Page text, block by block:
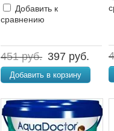
Добавить к
сравнению
451 руб. 397 руб.
Добавить в корзину